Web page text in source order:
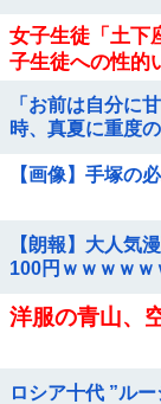
女子生徒「土下
子生徒への性的
「お前は自分に
時、真夏に重度
【画像】手塚の
【朗報】大人気
100円ｗｗｗｗｗ
洋服の青山、
ロシア十代 ”ル